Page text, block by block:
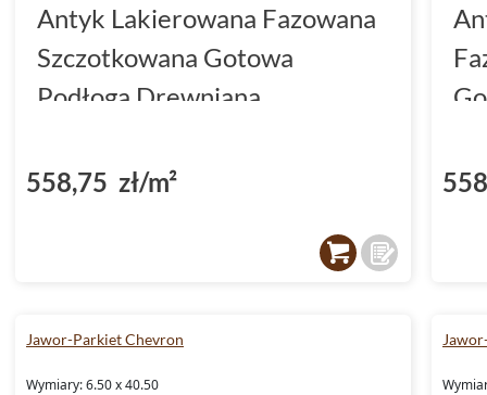
Antyk Lakierowana Fazowana
Szczotkowana Gotowa
Podłoga Drewniana
558,75 zł/m²
Jawor-Parkiet Chevron
Wymiary: 6.50 x 40.50